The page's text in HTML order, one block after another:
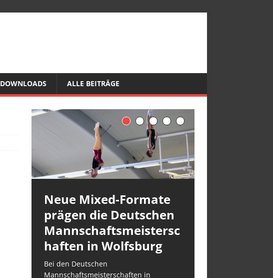
DOWNLOADS ALLE BEITRÄGE
Neue Mixed-Formate
prägen die Deutschen
Mannschaftsmeistersc
haften in Wolfsburg
Bei den Deutschen
Mannschaftsmeisterschaften in